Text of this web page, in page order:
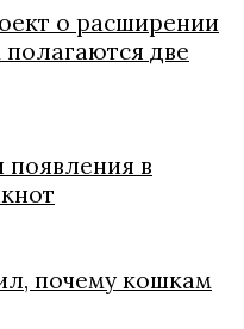
о расширении
две
в
почему кошкам